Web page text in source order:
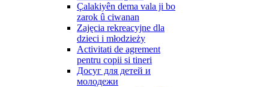
Çalakiyên dema vala ji bo
zarok û ciwanan
Zajęcia rekreacyjne dla
dzieci i młodzieży
Activitati de agrement
pentru copii si tineri
Досуг для детей и
молодежи